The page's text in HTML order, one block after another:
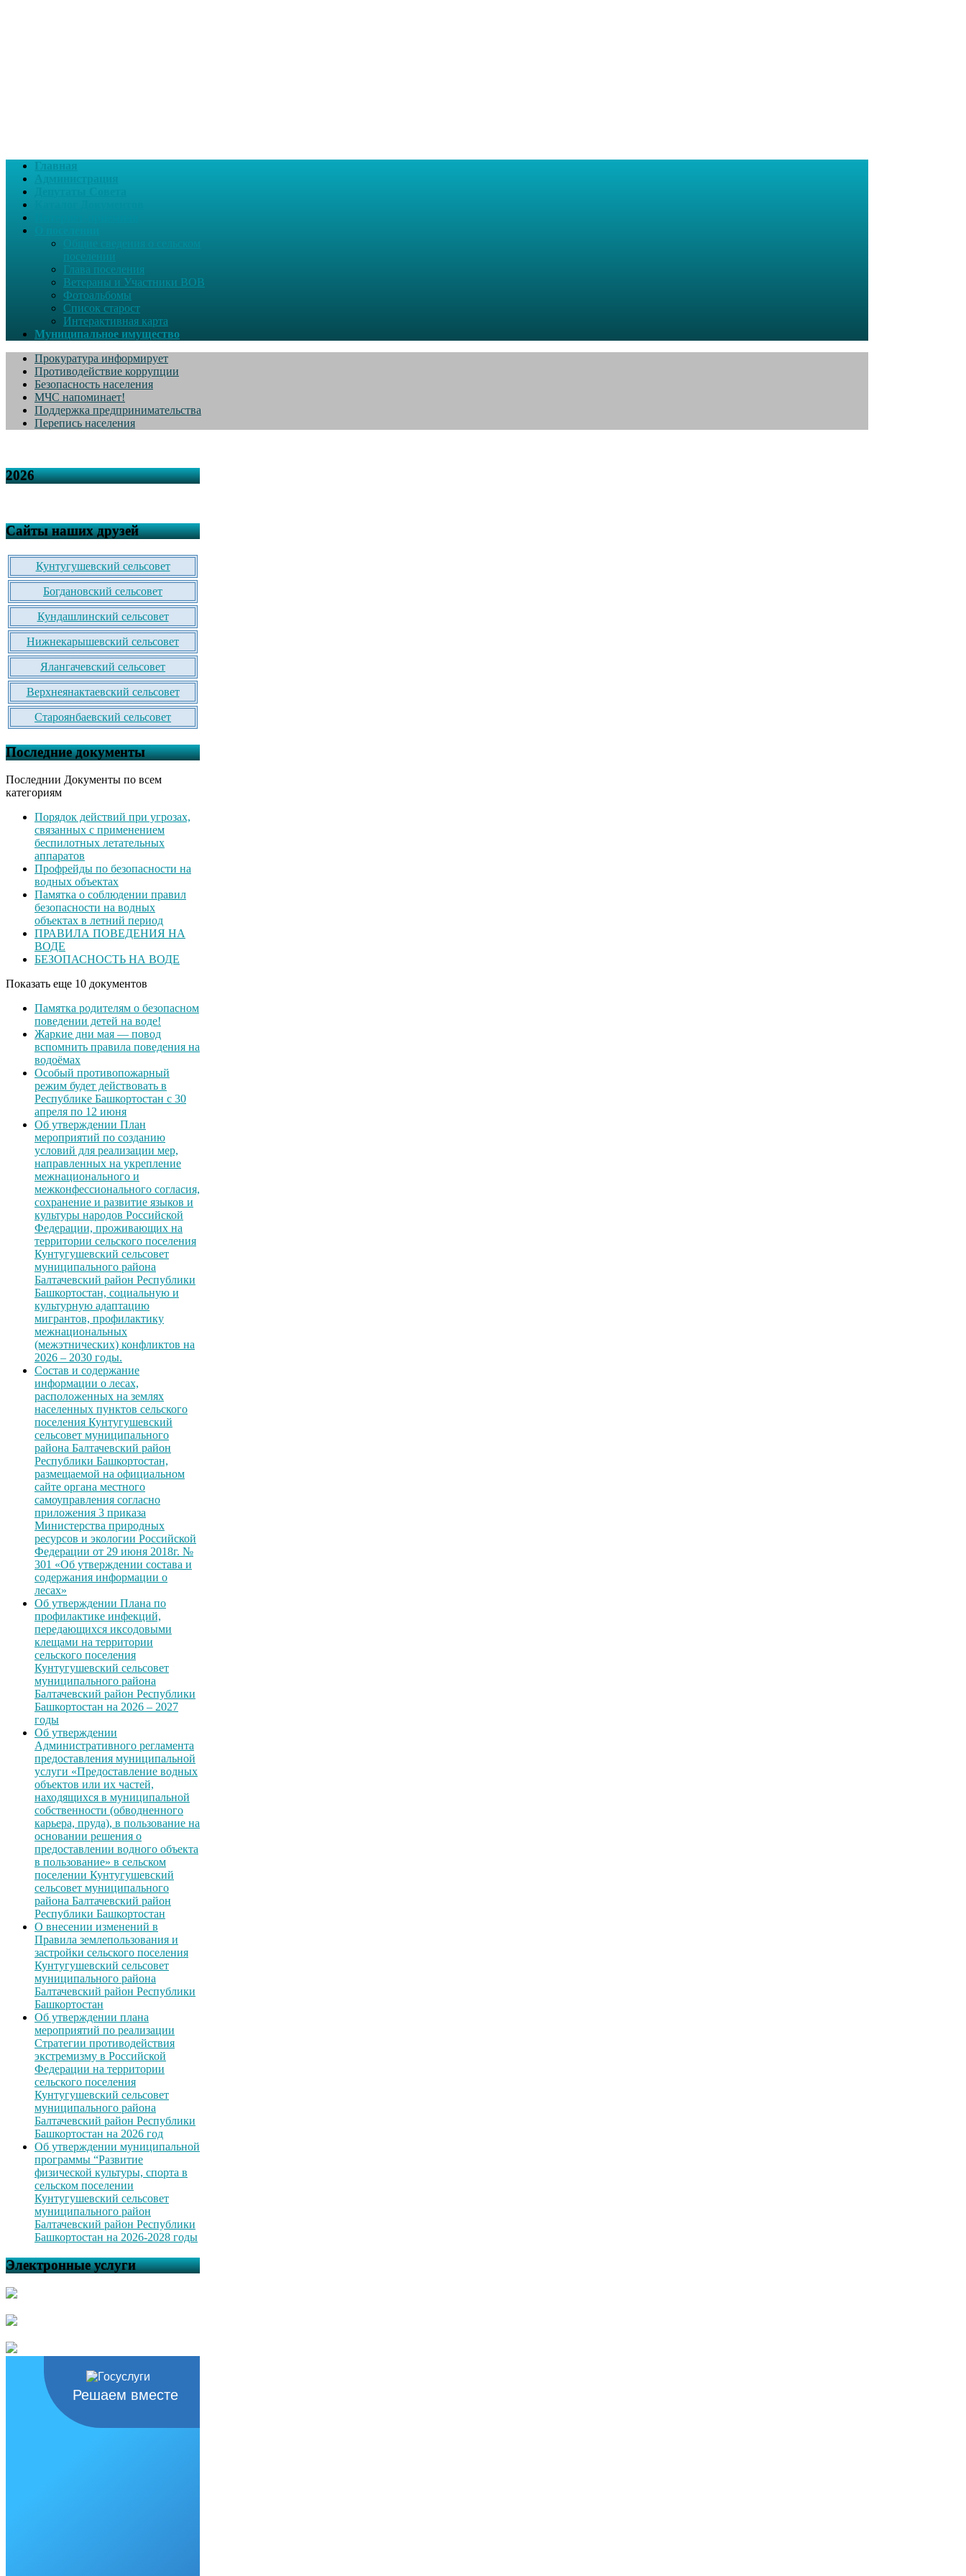
Главная
поселении
Глава поселения
Ветераны и Участники ВОВ
Фотоальбомы
Список старост
Интерактивная карта
Муниципальное имущество
Прокуратура информирует
Противодействие коррупции
Безопасность населения
МЧС напоминает!
Поддержка предпринимательства
Перепись населения
2026
Сайты наших друзей
Кунтугушевский сельсовет
Богдановский сельсовет
Кундашлинский сельсовет
Нижнекарышевский сельсовет
Ялангачевский сельсовет
Верхнеянактаевский сельсовет
Староянбаевский сельсовет
Последние документы
Последнии Документы по всем
категориям
Порядок действий при угрозах,
связанных с применением
беспилотных летательных
аппаратов
Профрейды по безопасности на
водных объектах
Памятка о соблюдении правил
безопасности на водных
объектах в летний период
ПРАВИЛА ПОВЕДЕНИЯ НА
ВОДЕ
БЕЗОПАСНОСТЬ НА ВОДЕ
Показать еще 10 документов
Памятка родителям о безопасном
поведении детей на воде!
Жаркие дни мая — повод
вспомнить правила поведения на
водоёмах
Особый противопожарный
режим будет действовать в
Республике Башкортостан с 30
апреля по 12 июня
Об утверждении План
мероприятий по созданию
условий для реализации мер,
направленных на укрепление
межнационального и
межконфессионального согласия,
сохранение и развитие языков и
культуры народов Российской
Федерации, проживающих на
территории сельского поселения
Кунтугушевский сельсовет
муниципального района
Балтачевский район Республики
Башкортостан, социальную и
культурную адаптацию
мигрантов, профилактику
межнациональных
(межэтнических) конфликтов на
2026 – 2030 годы.
Состав и содержание
информации о лесах,
расположенных на землях
населенных пунктов сельского
поселения Кунтугушевский
сельсовет муниципального
района Балтачевский район
Республики Башкортостан,
размещаемой на официальном
сайте органа местного
самоуправления согласно
приложения 3 приказа
Министерства природных
ресурсов и экологии Российской
Федерации от 29 июня 2018г. №
301 «Об утверждении состава и
содержания информации о
лесах»
Об утверждении Плана по
профилактике инфекций,
передающихся иксодовыми
клещами на территории
сельского поселения
Кунтугушевский сельсовет
муниципального района
Балтачевский район Республики
Башкортостан на 2026 – 2027
годы
Об утверждении
Административного регламента
предоставления муниципальной
услуги «Предоставление водных
объектов или их частей,
находящихся в муниципальной
собственности (обводненного
карьера, пруда), в пользование на
основании решения о
предоставлении водного объекта
в пользование» в сельском
поселении Кунтугушевский
сельсовет муниципального
района Балтачевский район
Республики Башкортостан
О внесении изменений в
Правила землепользования и
застройки сельского поселения
Кунтугушевский сельсовет
муниципального района
Балтачевский район Республики
Башкортостан
Об утверждении плана
мероприятий по реализации
Стратегии противодействия
экстремизму в Российской
Федерации на территории
сельского поселения
Кунтугушевский сельсовет
муниципального района
Балтачевский район Республики
Башкортостан на 2026 год
Об утверждении муниципальной
программы “Развитие
физической культуры, спорта в
сельском поселении
Кунтугушевский сельсовет
муниципального район
Балтачевский район Республики
Башкортостан на 2026-2028 годы
Электронные услуги
Решаем вместе